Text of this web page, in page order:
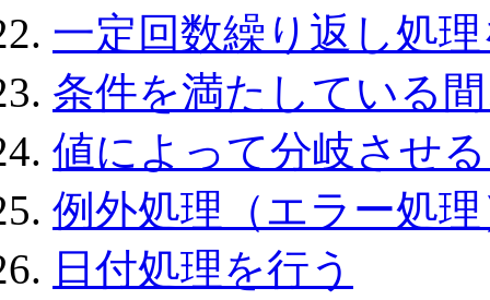
一定回数繰り返し処
条件を満たしている
値によって分岐させる
例外処理（エラー処
日付処理を行う